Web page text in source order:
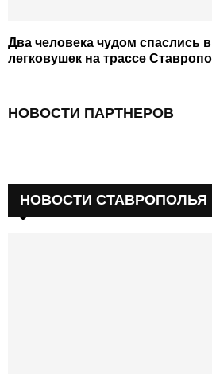
Два человека чудом спаслись
легковушек на трассе
НОВОСТИ ПАРТНЕРОВ
НОВОСТИ СТАВРОПОЛЬЯ